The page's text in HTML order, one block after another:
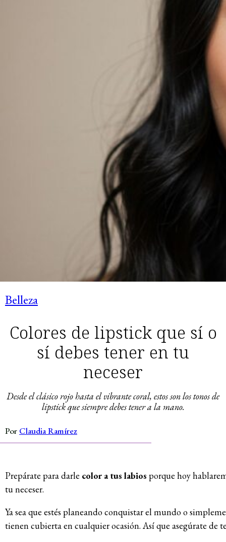
Belleza
Colores de lipstick que sí o
sí debes tener en tu
neceser
Desde el clásico rojo hasta el vibrante coral, estos son los tonos de
lipstick que siempre debes tener a la mano.
Por Claudia Ramírez
Prepárate para darle color a tus labios porque hoy
tu neceser.
Ya sea que estés planeando conquistar el mundo o
tienen cubierta en cualquier ocasión. Así que asegúrate de